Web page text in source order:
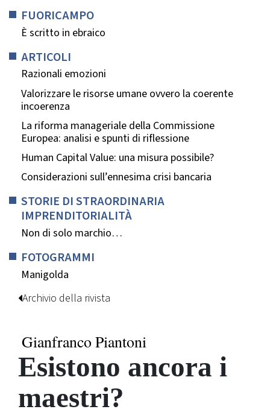
FUORICAMPO
È scritto in ebraico
ARTICOLI
Razionali emozioni
Valorizzare le risorse umane ovvero la coerente
incoerenza
La riforma manageriale della Commissione
Europea: analisi e spunti di riflessione
Human Capital Value: una misura possibile?
Considerazioni sull’ennesima crisi bancaria
STORIE DI STRAORDINARIA
IMPRENDITORIALITÀ
Non di solo marchio…
FOTOGRAMMI
Manigolda
Archivio della rivista
Gianfranco Piantoni
Esistono ancora i
maestri?